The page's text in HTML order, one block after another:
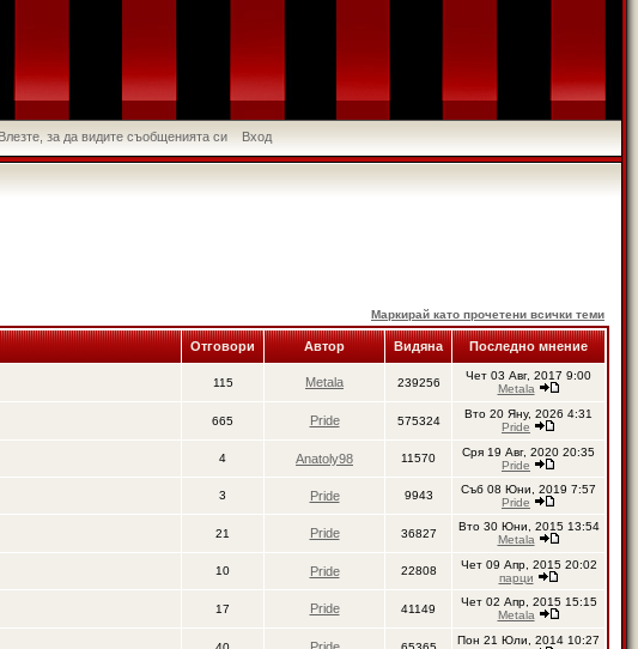
Влезте, за да видите съобщенията си Вход
Маркирай като прочетени всички теми
Отговори Автор Видяна Последно мнение
115 Metala 239256
Чет 03 Авг, 2017 9:00
Metala
665 Pride 575324
Вто 20 Яну, 2026 4:31
Pride
4 Anatoly98 11570
Сря 19 Авг, 2020 20:35
Pride
3 Pride 9943
Съб 08 Юни, 2019 7:57
Pride
21 Pride 36827
Вто 30 Юни, 2015 13:54
Metala
10 Pride 22808
Чет 09 Апр, 2015 20:02
парци
17 Pride 41149
Чет 02 Апр, 2015 15:15
Metala
Пон 21 Юли, 2014 10:27